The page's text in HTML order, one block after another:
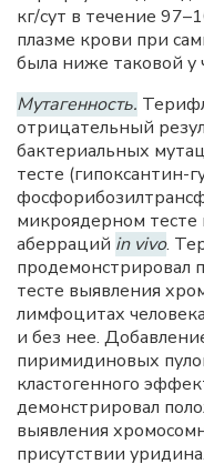
кг/сут в течение
плазме крови при
была ниже таковой у
Мутагенность.
отрицательный
бактериальных
тесте (гипоксантин-
микроядерном
аберраций in vivo.
продемонстрировал
тесте выявления
лимфоцитах
и без нее.
пиримидиновых
кластогенного
демонстрировал
выявления
присутствии уридина.